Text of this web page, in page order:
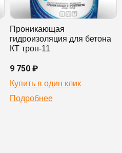
Проникающая
гидроизоляция для бетона
КТ трон-11
9 750 ₽
Купить в один клик
Подробнее